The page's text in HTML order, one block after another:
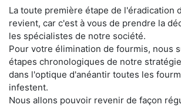
La toute première étape de l'éradication
revient, car c'est à vous de prendre la
les spécialistes de notre société.
Pour votre élimination de fourmis, nous
étapes chronologiques de notre
dans l'optique d'anéantir toutes les
infestent.
Nous allons pouvoir revenir de façon